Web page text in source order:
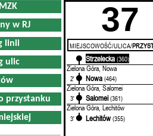
w RJ
linii
ulic
przystanku
37
MIEJSCOWOŚĆ/ULICA/
Strzelecka (360)
Zielona Góra, Nowa
2' Nowa (464)
Zielona Góra, Salomei
3' Salomei (361)
Zielona Góra, Lechitów
3' Lechitów (355)